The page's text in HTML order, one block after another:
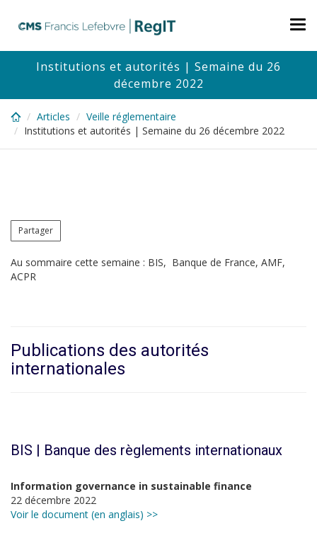
content
Institutions et autorités | Semaine du 26
décembre 2022
Articles
Veille réglementaire
Institutions et autorités | Semaine du 26 décembre 2022
Partager
Au sommaire cette semaine : BIS, Banque de France, AMF,
ACPR
Publications des autorités
internationales
BIS | Banque des règlements internationaux
Information governance in sustainable finance
22 décembre 2022
Voir le document (en anglais) >>